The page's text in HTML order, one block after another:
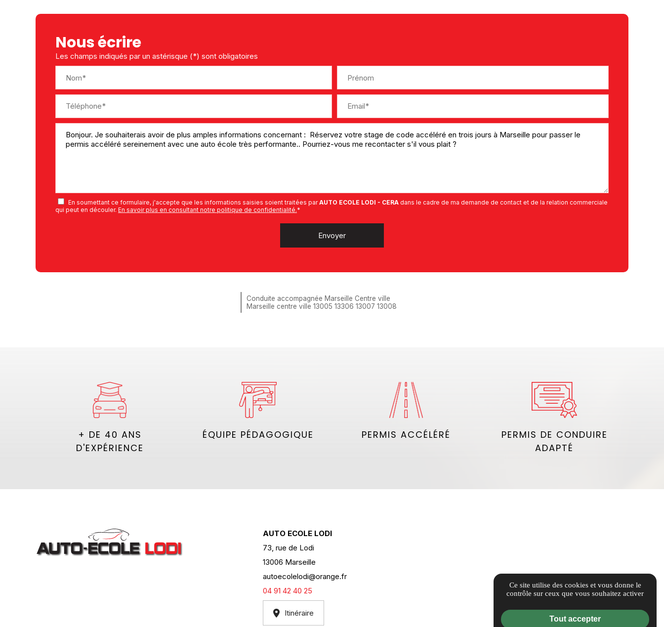
Nous écrire
Les champs indiqués par un astérisque (*) sont obligatoires
En soumettant ce formulaire, j'accepte que les informations saisies soient traitées parAUTO ECOLE LODI - CERA dans le cadre de ma demande de contact et de la relation commerciale
qui peut en découler. En savoir plus en consultant notre politique de confidentialité.*
Conduite accompagnée Marseille Centre ville
Marseille centre ville 13005 13306 13007 13008
+ DE 40 ANS
D'EXPÉRIENCE
ÉQUIPE PÉDAGOGIQUE PERMIS ACCÉLÉRÉ
PERMIS DE CONDUIRE
ADAPTÉ
AUTO ECOLE LODI
73, rue de Lodi
13006 Marseille
autoecolelodi@orange.fr
04 91 42 40 25
Itinéraire
Ce site utilise des cookies et vous donne le
contrôle sur ceux que vous souhaitez activer
Tout accepter